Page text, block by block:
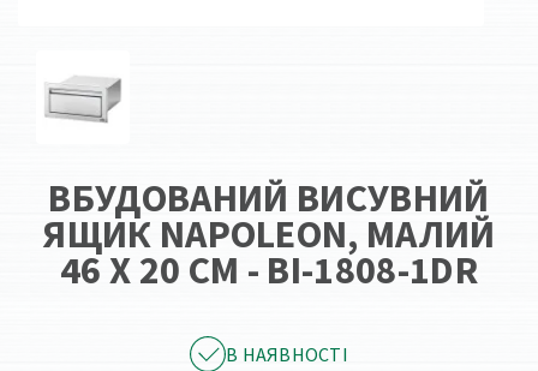
ВБУДОВАНИЙ ВИСУВНИЙ
ЯЩИК NAPOLEON, МАЛИЙ
46 Х 20 СМ - BI-1808-1DR
В НАЯВНОСТІ